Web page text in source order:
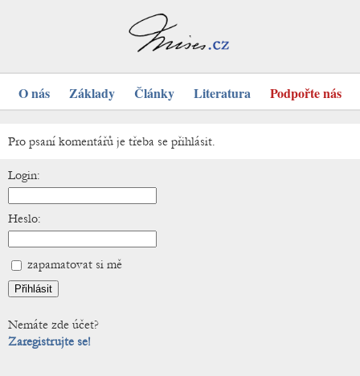
O nás Základy Články Literatura Podpořte nás
Pro psaní komentářů je třeba se přihlásit.
Login:
Heslo:
zapamatovat si mě
Nemáte zde účet?
Zaregistrujte se!